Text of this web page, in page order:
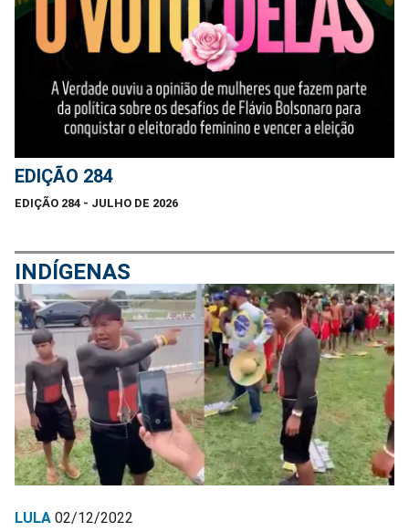
EDIÇÃO 284
EDIÇÃO 284 - JULHO DE 2026
INDÍGENAS
LULA 02/12/2022